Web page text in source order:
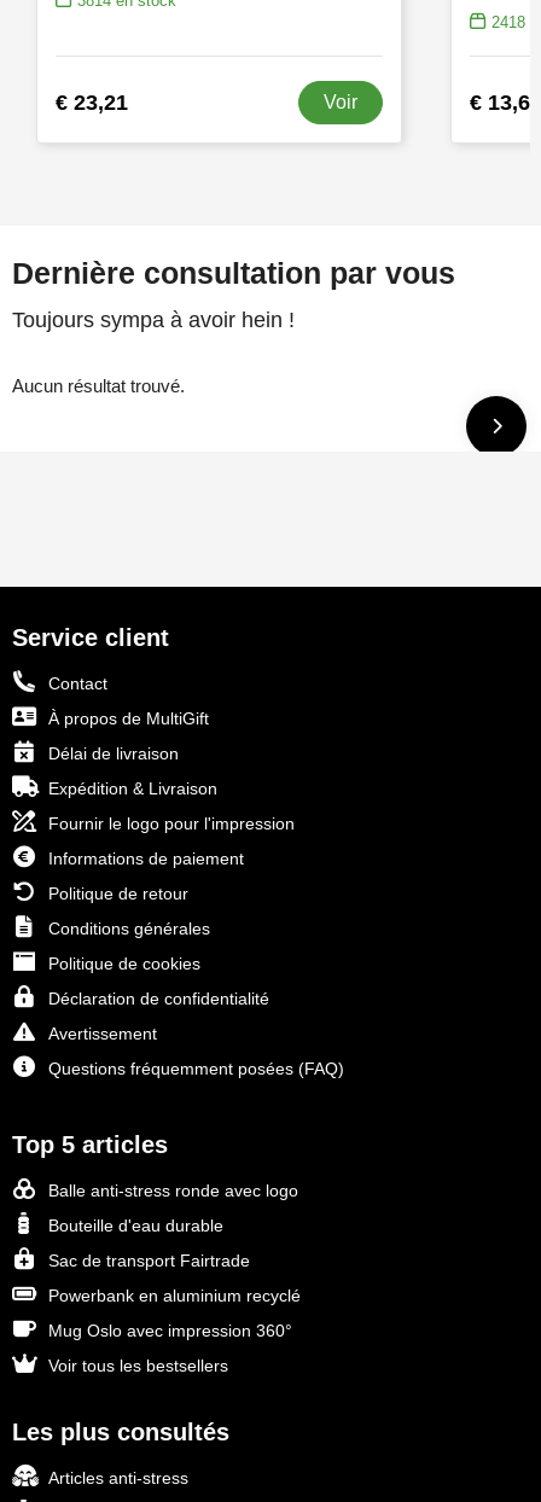
€ 23,21 Voir
2418
€ 13,67
Dernière consultation par vous
Toujours sympa à avoir hein !
Aucun résultat trouvé.
Service client
Contact
À propos de MultiGift
Délai de livraison
Expédition & Livraison
Fournir le logo pour l'impression
Informations de paiement
Politique de retour
Conditions générales
Politique de cookies
Déclaration de confidentialité
Avertissement
Questions fréquemment posées (FAQ)
Top 5 articles
Balle anti-stress ronde avec logo
Bouteille d'eau durable
Sac de transport Fairtrade
Powerbank en aluminium recyclé
Mug Oslo avec impression 360°
Voir tous les bestsellers
Les plus consultés
Articles anti-stress